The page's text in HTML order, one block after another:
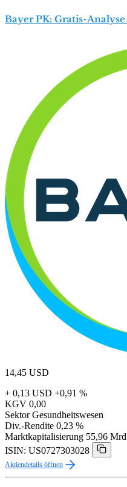
Bayer PK: Gratis-
14,45 USD
+ 0,13 USD +0,91 %
KGV 0,00
Sektor Gesundheitswesen
Div.-Rendite 0,23 %
Marktkapitalisierung 55,96
ISIN: US0727303028
Aktiendetails öffnen